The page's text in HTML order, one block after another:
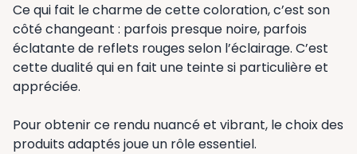
Ce qui fait le charme de cette coloration, c’est son
côté changeant : parfois presque noire, parfois
éclatante de reflets rouges selon l’éclairage. C’est
cette dualité qui en fait une teinte si particulière et
appréciée.
Pour obtenir ce rendu nuancé et vibrant, le choix des
produits adaptés joue un rôle essentiel.